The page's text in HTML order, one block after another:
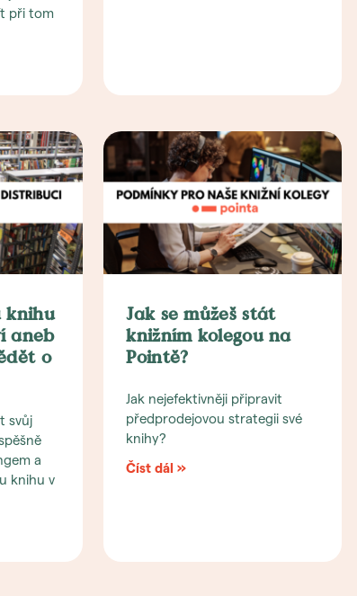
při tom
knihu
aneb
o
svůj
a
knihu v
Jak se můžeš stát
knižním kolegou na
Pointě?
Jak nejefektivněji připravit
předprodejovou strategii své
knihy?
Číst dál »